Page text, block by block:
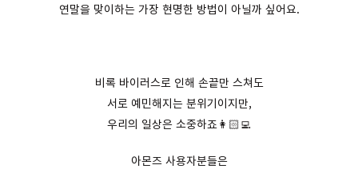
연말을 맞이하는 가장 현명한 방법이 아닐까 싶어요.
비록 바이러스로 인해 손끝만 스쳐도
서로 예민해지는 분위기이지만,
우리의 일상은 소중하죠👩🏻‍💻
아몬즈 사용자분들은